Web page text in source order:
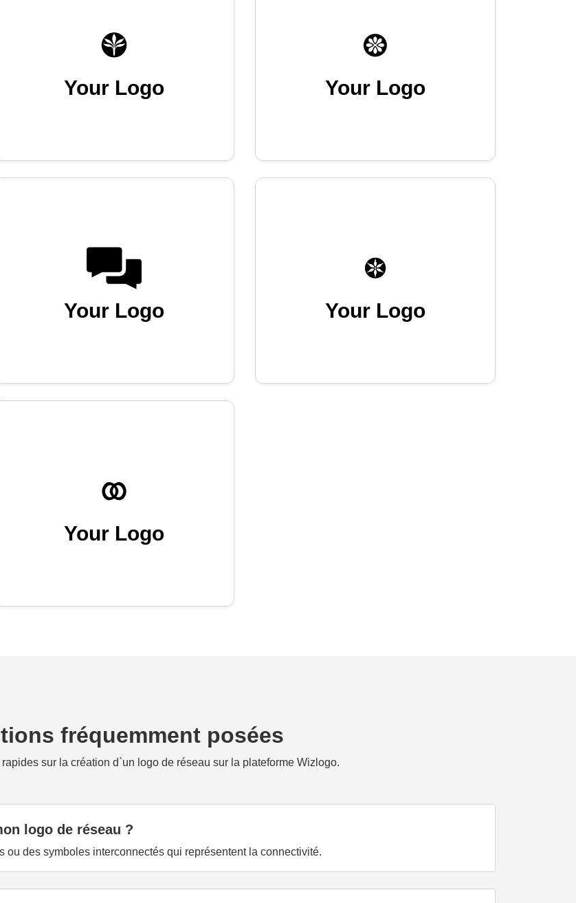
Your Logo Your Logo
Your Logo Your Logo
Your Logo
fréquemment posées
sur la création d`un logo de réseau sur la plateforme Wizlogo.
logo de réseau ?
des symboles interconnectés qui représentent la connectivité.